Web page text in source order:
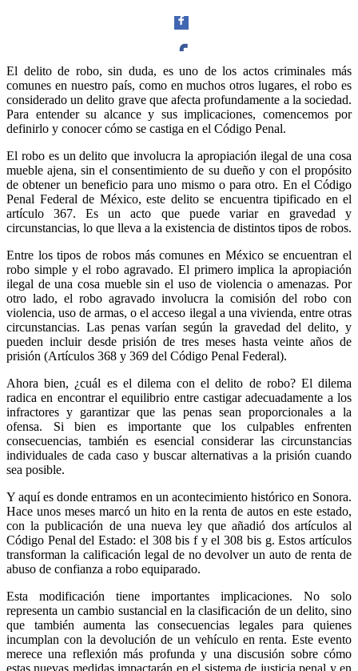
Facebook
Twitter
Whatsapp
Linkedin
El delito de robo, sin duda, es uno de los actos criminales más
comunes en nuestro país, como en muchos otros lugares, el robo es
considerado un delito grave que afecta profundamente a la sociedad.
Para entender su alcance y sus implicaciones, comencemos por
definirlo y conocer cómo se castiga en el Código Penal.
El robo es un delito que involucra la apropiación ilegal de una cosa
mueble ajena, sin el consentimiento de su dueño y con el propósito
de obtener un beneficio para uno mismo o para otro. En el Código
Penal Federal de México, este delito se encuentra tipificado en el
artículo 367. Es un acto que puede variar en gravedad y
circunstancias, lo que lleva a la existencia de distintos tipos de robos.
Entre los tipos de robos más comunes en México se encuentran el
robo simple y el robo agravado. El primero implica la apropiación
ilegal de una cosa mueble sin el uso de violencia o amenazas. Por
otro lado, el robo agravado involucra la comisión del robo con
violencia, uso de armas, o el acceso ilegal a una vivienda, entre otras
circunstancias. Las penas varían según la gravedad del delito, y
pueden incluir desde prisión de tres meses hasta veinte años de
prisión (Artículos 368 y 369 del Código Penal Federal).
Ahora bien, ¿cuál es el dilema con el delito de robo? El dilema
radica en encontrar el equilibrio entre castigar adecuadamente a los
infractores y garantizar que las penas sean proporcionales a la
ofensa. Si bien es importante que los culpables enfrenten
consecuencias, también es esencial considerar las circunstancias
individuales de cada caso y buscar alternativas a la prisión cuando
sea posible.
Y aquí es donde entramos en un acontecimiento histórico en Sonora.
Hace unos meses marcó un hito en la renta de autos en este estado,
con la publicación de una nueva ley que añadió dos artículos al
Código Penal del Estado: el 308 bis f y el 308 bis g. Estos artículos
transforman la calificación legal de no devolver un auto de renta de
abuso de confianza a robo equiparado.
Esta modificación tiene importantes implicaciones. No solo
representa un cambio sustancial en la clasificación de un delito, sino
que también aumenta las consecuencias legales para quienes
incumplan con la devolución de un vehículo en renta. Este evento
merece una reflexión más profunda y una discusión sobre cómo
estas nuevas medidas impactarán en el sistema de justicia penal y en